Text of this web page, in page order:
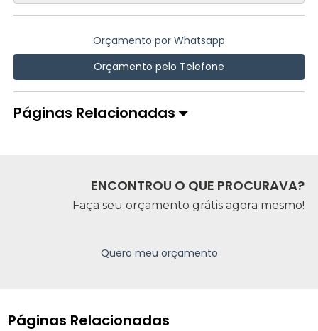
Orçamento por Whatsapp
Orçamento pelo Telefone
Páginas Relacionadas
ENCONTROU O QUE PROCURAVA?
Faça seu orçamento grátis agora mesmo!
Quero meu orçamento
Páginas Relacionadas